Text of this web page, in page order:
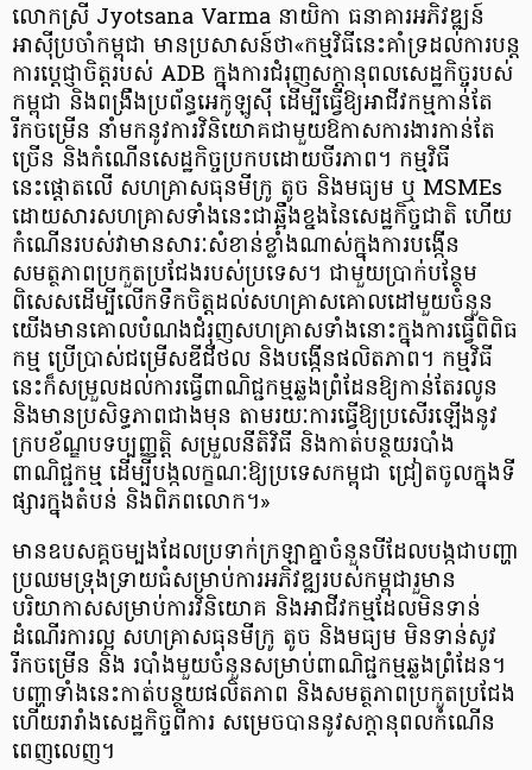
លោកស្រី Jyotsana Varma នាយិកា ធនាគារអភិវឌ្ឍន៍
អាស៊ីប្រចាំកម្ពុជា មានប្រសាសន៍ថា«កម្មវិធីនេះគាំទ្រដល់ការបន្ត
ការប្តេជ្ញាចិត្តរបស់ ADB ក្នុងការជំរុញសក្តានុពលសេដ្ឋកិច្ចរបស់
កម្ពុជា និងពង្រឹងប្រព័ន្ធអេកូឡូស៊ី ដើម្បីធ្វើឱ្យអាជីវកម្មកាន់តែ
រីកចម្រើន នាំមកនូវការវិនិយោគជាមួយឱកាសការងារកាន់តែ
ច្រើន និងកំណើនសេដ្ឋកិច្ចប្រកបដោយចីរភាព។ កម្មវិធី
នេះផ្តោតលើ សហគ្រាសធុនមីក្រូ តូច និងមធ្យម ឬ MSMEs
ដោយសារសហគ្រាសទាំងនេះជាឆ្អឹងខ្នងនៃសេដ្ឋកិច្ចជាតិ ហើយ
កំណើនរបស់វាមានសារៈសំខាន់ខ្លាំងណាស់ក្នុងការបង្កើន
សមត្ថភាពប្រកួតប្រជែងរបស់ប្រទេស។ ជាមួយប្រាក់បន្ថែម
ពិសេសដើម្បីលើកទឹកចិត្តដល់សហគ្រាសគោលដៅមួយចំនួន
យើងមានគោលបំណងជំរុញសហគ្រាសទាំងនោះក្នុងការធ្វើពិពិធ
កម្ម ប្រើប្រាស់ជម្រើសឌីជីថល និងបង្កើនផលិតភាព។ កម្មវិធី
នេះក៏សម្រួលដល់ការធ្វើពាណិជ្ជកម្មឆ្លងព្រំដែនឱ្យកាន់តែរលូន
និងមានប្រសិទ្ធភាពជាងមុន តាមរយៈការធ្វើឱ្យប្រសើរឡើងនូវ
ក្របខ័ណ្ឌបទប្បញ្ញត្តិ សម្រួលនីតិវិធី និងកាត់បន្ថយរបាំង
ពាណិជ្ជកម្ម ដើម្បីបង្កលក្ខណៈឱ្យប្រទេសកម្ពុជា ជ្រៀតចូលក្នុងទី
ផ្សារក្នុងតំបន់ និងពិភពលោក។»
មានឧបសគ្គចម្បងដែលប្រទាក់ក្រឡាគ្នាចំនួនបីដែលបង្កជាបញ្ហា
ប្រឈមទ្រុងទ្រាយធំសម្រាប់ការអភិវឌ្ឍរបស់កម្ពុជារួមាន
បរិយាកាសសម្រាប់ការវិនិយោគ និងអាជីវកម្មដែលមិនទាន់
ដំណើរការល្អ សហគ្រាសធុនមីក្រូ តូច និងមធ្យម មិនទាន់សូវ
រីកចម្រើន និង របាំងមួយចំនួនសម្រាប់ពាណិជ្ជកម្មឆ្លងព្រំដែន។
បញ្ហាទាំងនេះកាត់បន្ថយផលិតភាព និងសមត្ថភាពប្រកួតប្រជែង
ហើយរារាំងសេដ្ឋកិច្ចពីការ សម្រេចបាននូវសក្តានុពលកំណើន
ពេញលេញ។